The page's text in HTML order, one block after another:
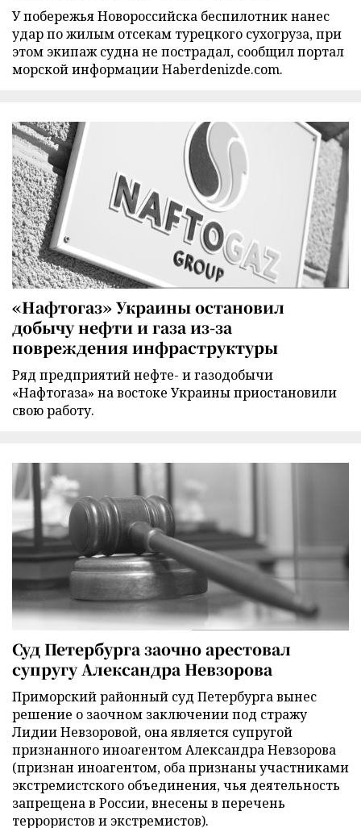
У побережья Новороссийска беспилотник нанес
удар по жилым отсекам турецкого сухогруза, при
этом экипаж судна не пострадал, сообщил портал
морской информации Haberdenizde.com.
«Нафтогаз» Украины остановил
добычу нефти и газа из-за
повреждения инфраструктуры
Ряд предприятий нефте- и газодобычи
«Нафтогаза» на востоке Украины приостановили
свою работу.
Суд Петербурга заочно арестовал
супругу Александра Невзорова
Приморский районный суд Петербурга вынес
решение о заочном заключении под стражу
Лидии Невзоровой, она является супругой
признанного иноагентом Александра Невзорова
(признан иноагентом, оба признаны участниками
экстремистского объединения, чья деятельность
запрещена в России, внесены в перечень
террористов и экстремистов).